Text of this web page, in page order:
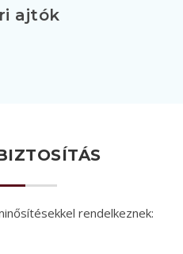
ajtók
rendelkeznek: